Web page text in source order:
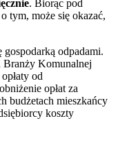
. Biorąc pod
tym, może się okazać,
odpadami.
Branży Komunalnej
od
opłat za
budżetach mieszkańcy
koszty